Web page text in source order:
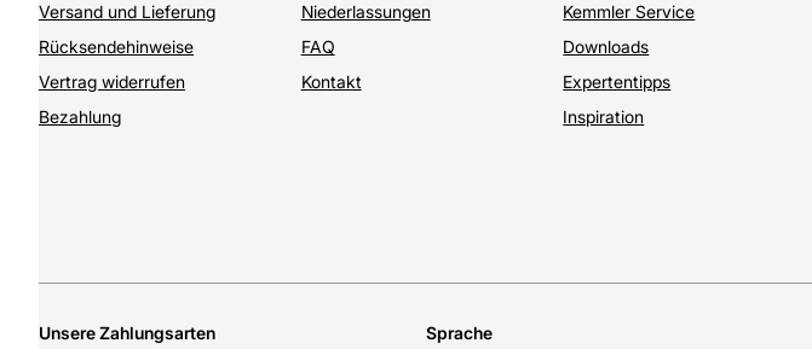
Versand und Lieferung
Rücksendehinweise
Vertrag widerrufen
Bezahlung
Niederlassungen
FAQ
Kontakt
Kemmler Service
Downloads
Expertentipps
Inspiration
Unsere Zahlungsarten Sprache